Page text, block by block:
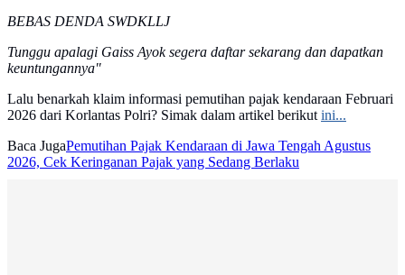
BEBAS DENDA SWDKLLJ
Tunggu apalagi Gaiss Ayok segera daftar sekarang dan dapatkan
keuntungannya"
Lalu benarkah klaim informasi pemutihan pajak kendaraan Februari
2026 dari Korlantas Polri? Simak dalam artikel berikut ini...
Baca JugaPemutihan Pajak Kendaraan di Jawa Tengah Agustus
2026, Cek Keringanan Pajak yang Sedang Berlaku